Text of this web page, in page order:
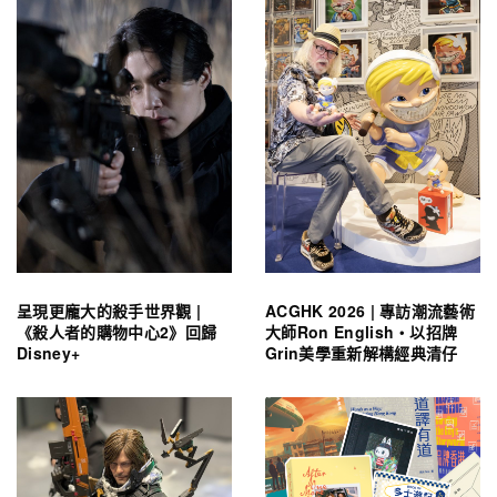
呈現更龐大的殺手世界觀 |
《殺人者的購物中心2》回歸
Disney+
ACGHK 2026 | 專訪潮流藝術
大師Ron English・以招牌
Grin美學重新解構經典清仔